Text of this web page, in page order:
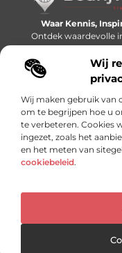
Wij
Wij maken gebruik van
om te begrijpen hoe u
te verbeteren. Cookies
ingezet, zoals het
en het meten van
cookiebeleid.
Waar Kennis,
Ontdek waardevolle
wat
Bericht
Onze informatie
@2025